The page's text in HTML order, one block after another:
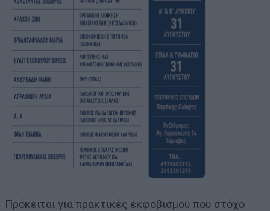
Πρόκειται για πρακτικές εκφοβισμού που στόχο